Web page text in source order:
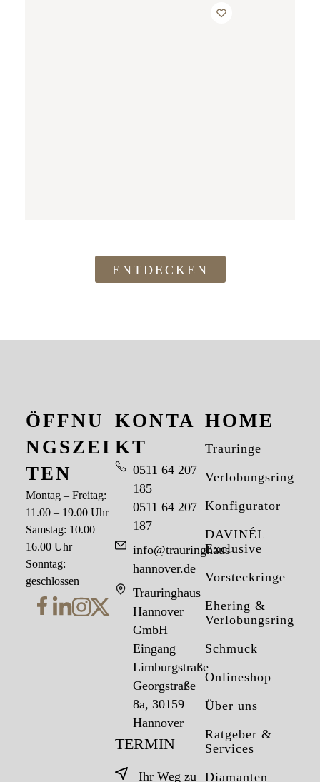
ENTDECKEN
HOME
Trauringe
Verlobungsringe
Konfigurator
DAVINÉL
Exclusive
Vorsteckringe
Ehering &
Verlobungsring
Schmuck
Onlineshop
Über uns
Ratgeber &
Services
Diamanten
KONTA
KT
0511 64 207
185
0511 64 207
187
info@trauringhaus-
hannover.de
Trauringhaus
Hannover
GmbH
Eingang
Limburgstraße
Georgstraße
8a, 30159
Hannover
TERMIN
Ihr Weg zu
ÖFFNU
NGSZEI
TEN
Montag – Freitag:
11.00 – 19.00 Uhr
Samstag: 10.00 –
16.00 Uhr
Sonntag:
geschlossen